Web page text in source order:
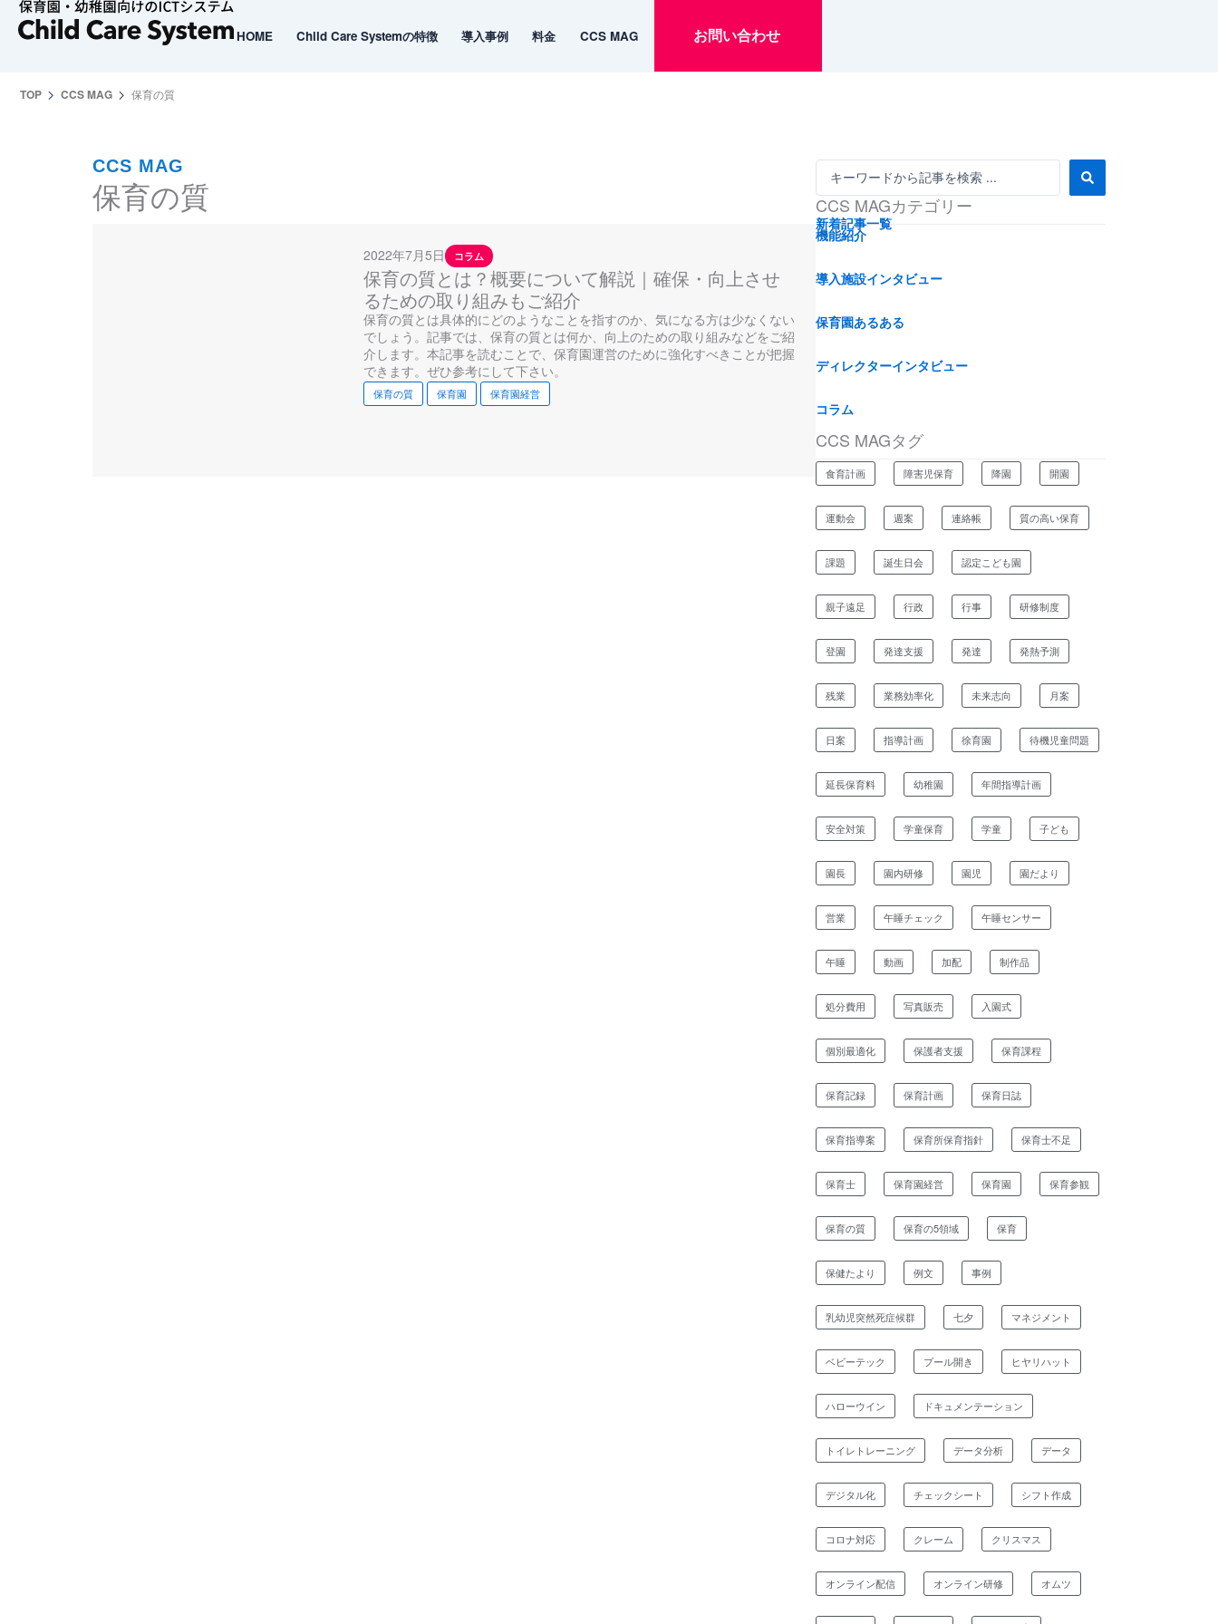
HOME Child Care Systemの特徴 導入事例 料金 CCS MAG お問い合わせ
TOP CCS MAG 保育の質
CCS MAG
保育の質
2022年7月5日 コラム
保育の質とは？概要について解説｜確保・向上させ
るための取り組みもご紹介
保育の質とは具体的にどのようなことを指すのか、気になる方は少なくない
でしょう。記事では、保育の質とは何か、向上のための取り組みなどをご紹
介します。本記事を読むことで、保育園運営のために強化すべきことが把握
できます。ぜひ参考にして下さい。
保育の質 保育園 保育園経営
S
a
r
c
...
CCS MAGカテゴリー
新着記事一覧
機能紹介
導入施設インタビュー
保育園あるある
ディレクターインタビュー
コラム
CCS MAGタグ
食育計画 障害児保育 降園 開園
運動会 週案 連絡帳 質の高い保育
課題 誕生日会 認定こども園
親子遠足 行政 行事 研修制度
登園 発達支援 発達 発熱予測
残業 業務効率化 未来志向 月案
日案 指導計画 徐育園 待機児童問題
延長保育料 幼稚園 年間指導計画
安全対策 学童保育 学童 子ども
園長 園内研修 園児 園だより
営業 午睡チェック 午睡センサー
午睡 動画 加配 制作品
処分費用 写真販売 入園式
個別最適化 保護者支援 保育課程
保育記録 保育計画 保育日誌
保育指導案 保育所保育指針 保育士不足
保育士 保育園経営 保育園 保育参観
保育の質 保育の5領域 保育
保健たより 例文 事例
乳幼児突然死症候群 七夕 マネジメント
ベビーテック プール開き ヒヤリハット
ハローウイン ドキュメンテーション
トイレトレーニング データ分析 データ
デジタル化 チェックシート シフト作成
コロナ対応 クレーム クリスマス
オンライン配信 オンライン研修 オムツ